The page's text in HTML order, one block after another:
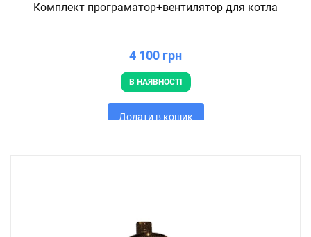
Комплект програматор+вентилятор для котла
4 100 грн
В НАЯВНОСТІ
Додати в кошик